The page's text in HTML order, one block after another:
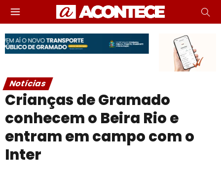
Notícias
Crianças de Gramado
conhecem o Beira Rio e
entram em campo com o
Inter